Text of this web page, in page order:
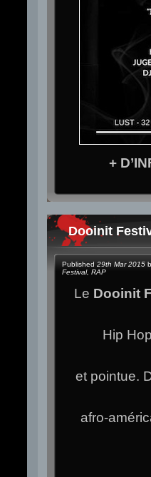
+
Dooinit
Published 29th Mar 2015
Festival, RAP
Le Dooinit
Hip
et pointue.
afro-